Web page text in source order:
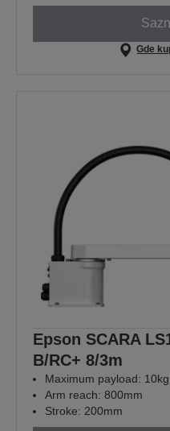
Gde
Epson SCARA
B/RC+ 8/3m
Maximum payload: 10kg
Arm reach: 800mm
Stroke: 200mm